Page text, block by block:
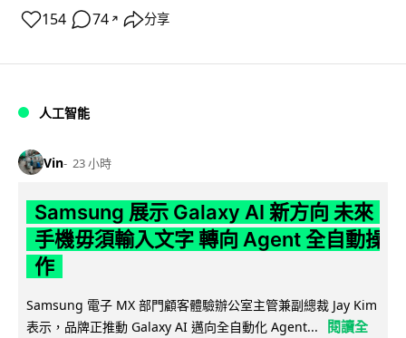
154 74 ↗ 分享
人工智能
Vin 23 小時
Samsung 展示 Galaxy AI 新方向 未來
手機毋須輸入文字 轉向 Agent 全自動操
作
Samsung 電子 MX 部門顧客體驗辦公室主管兼副總裁 Jay Kim
表示，品牌正推動 Galaxy AI 邁向全自動化 Agent...
閱讀全